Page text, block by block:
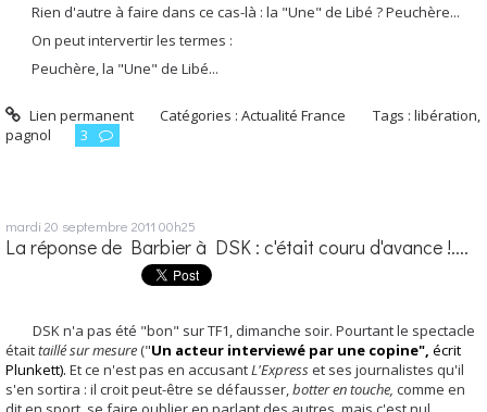
Rien d'autre à faire dans ce cas-là : la "Une" de Libé ? Peuchère...
On peut intervertir les termes :
Peuchère, la "Une" de Libé...
Lien permanent Catégories :Actualité France Tags :libération,
pagnol
3
mardi 20 septembre 2011 00h25
La réponse de Barbier à DSK : c'était couru d'avance !....
DSK n'a pas été "bon" sur TF1, dimanche soir. Pourtant le spectacle
étaittaillé sur mesure ("Un acteur interviewé par une copine", écrit
Plunkett). Et ce n'est pas en accusantL'Express et ses journalistes qu'il
s'en sortira : il croit peut-être se défausser,botter en touche, comme en